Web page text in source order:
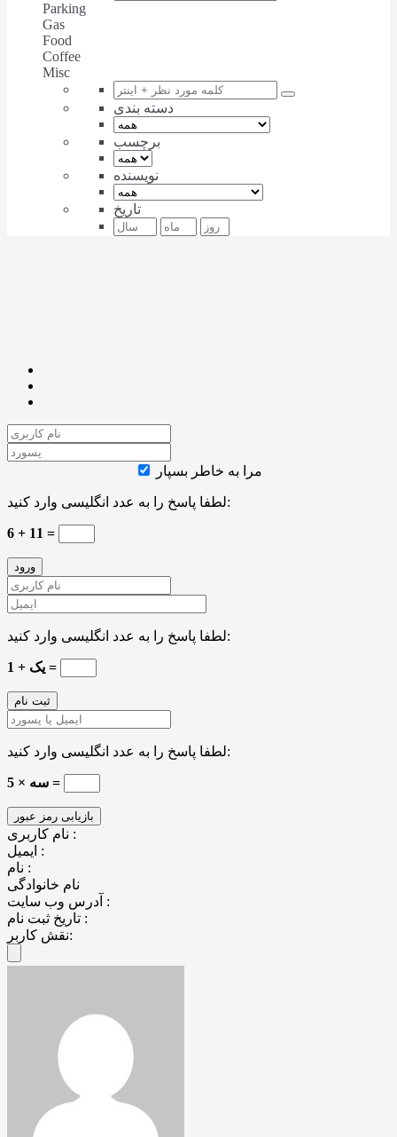
Parking
Gas
Food
Coffee
Misc
دسته بندی
برچسب
نویسنده
تاریخ
مرا به خاطر بسپار
لطفا پاسخ را به عدد انگلیسی وارد کنید:
6 + 11 =
لطفا پاسخ را به عدد انگلیسی وارد کنید:
یک + 1 =
لطفا پاسخ را به عدد انگلیسی وارد کنید:
سه × 5 =
نام کاربری :
ایمیل :
نام :
نام خانوادگی
آدرس وب سایت :
تاریخ ثبت نام :
نقش کاربر: